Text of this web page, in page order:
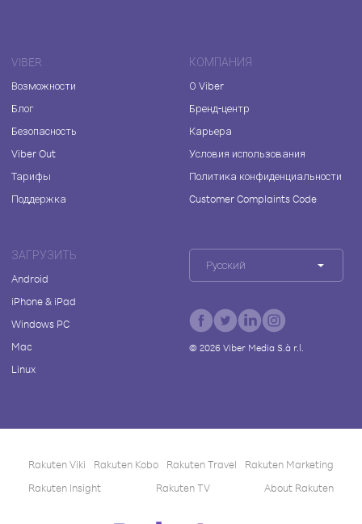
VIBER
Возможности
Блог
Безопасность
Viber Out
Тарифы
Поддержка
КОМПАНИЯ
О Viber
Бренд-центр
Карьера
Условия использования
Политика конфиденциальности
Customer Complaints Code
ЗАГРУЗИТЬ
Android
iPhone & iPad
Windows PC
Mac
Linux
Русский
© 2026Viber Media S.à r.l.
Rakuten Viki Rakuten Kobo Rakuten Travel
Rakuten Marketing
Rakuten Insight
Rakuten TV About Rakuten